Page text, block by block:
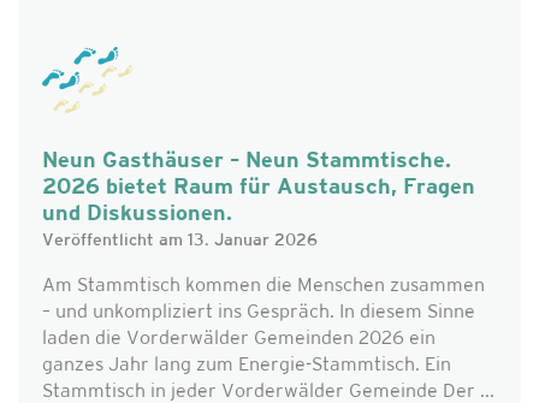
Neun Gasthäuser – Neun Stammtische.
2026 bietet Raum für Austausch, Fragen
und Diskussionen.
Veröffentlicht am 13. Januar 2026
Am Stammtisch kommen die Menschen zusammen
– und unkompliziert ins Gespräch. In diesem Sinne
laden die Vorderwälder Gemeinden 2026 ein
ganzes Jahr lang zum Energie-Stammtisch. Ein
Stammtisch in jeder Vorderwälder Gemeinde Der ...